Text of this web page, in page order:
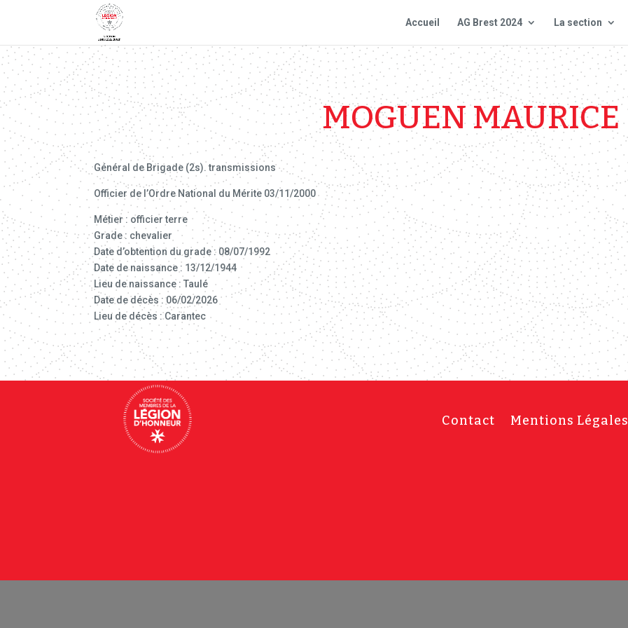
Accueil AG Brest 2024 La section
MOGUEN MAURICE
Général de Brigade (2s). transmissions
Officier de l’Ordre National du Mérite 03/11/2000
Métier : officier terre
Grade : chevalier
Date d’obtention du grade : 08/07/1992
Date de naissance : 13/12/1944
Lieu de naissance : Taulé
Date de décès : 06/02/2026
Lieu de décès : Carantec
Contact Mentions Légales